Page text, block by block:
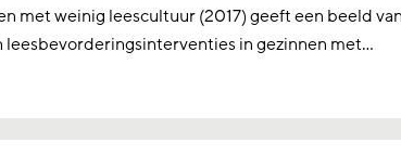
met weinig leescultuur (2017) geeft een beeld
in gezinnen met...